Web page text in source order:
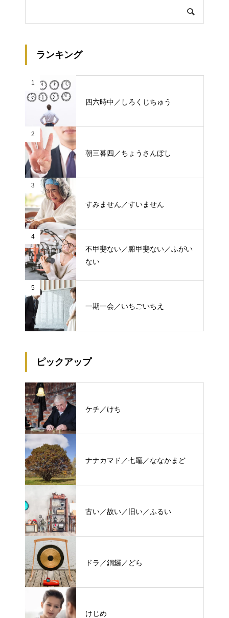
ランキング
1
四六時中／しろくじちゅう
2
朝三暮四／ちょうさんぼし
3
すみません／すいません
4
不甲斐ない／腑甲斐ない／ふがい
ない
5
一期一会／いちごいちえ
ピックアップ
ケチ／けち
ナナカマド／七竈／ななかまど
古い／故い／旧い／ふるい
ドラ／銅鑼／どら
けじめ